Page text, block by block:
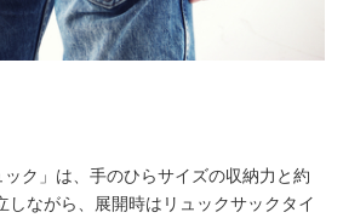
ク」は、手のひらサイズの収納力と約
しながら、展開時はリュックサックタイ